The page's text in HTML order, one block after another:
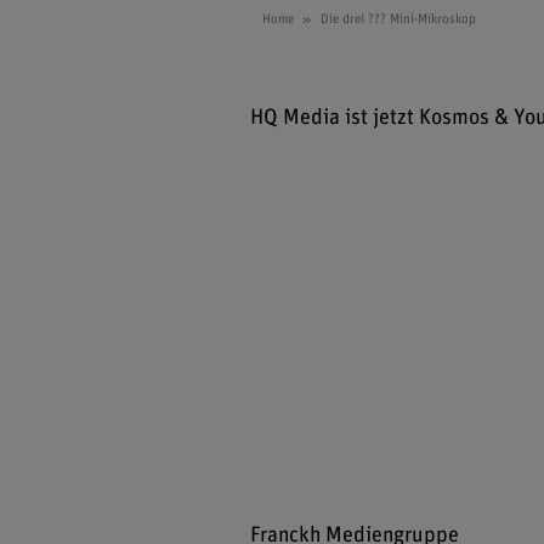
Home Die drei ??? Mini-Mikroskop
HQ Media ist jetzt Kosmos &
Franckh Mediengruppe